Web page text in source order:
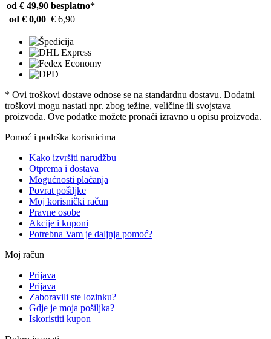
od € 49,90 besplatno*
od € 0,00 € 6,90
* Ovi troškovi dostave odnose se na standardnu ​​dostavu. Dodatni
troškovi mogu nastati npr. zbog težine, veličine ili svojstava
proizvoda. Ove podatke možete pronaći izravno u opisu proizvoda.
Pomoć i podrška korisnicima
Kako izvršiti narudžbu
Otprema i dostava
Mogućnosti plaćanja
Povrat pošiljke
Moj korisnički račun
Pravne osobe
Akcije i kuponi
Potrebna Vam je daljnja pomoć?
Moj račun
Prijava
Prijava
Zaboravili ste lozinku?
Gdje je moja pošiljka?
Iskoristiti kupon